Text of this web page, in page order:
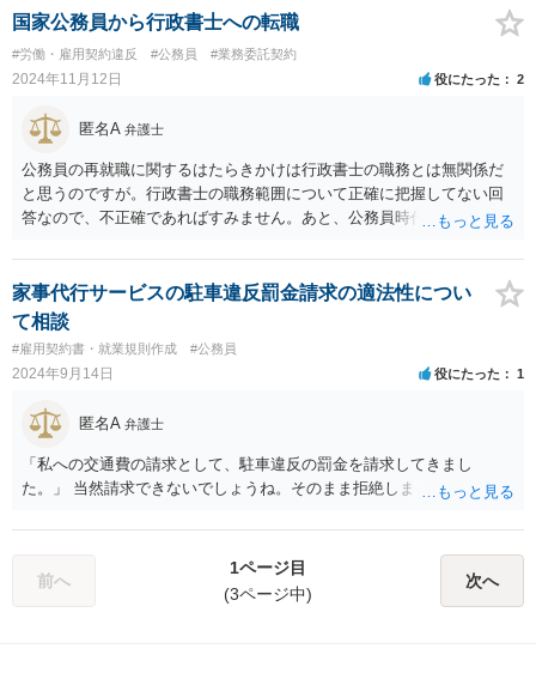
国家公務員から行政書士への転職
#労働・雇用契約違反 #公務員 #業務委託契約
2024年11月12日 役にたった 2
匿名A 弁護士
公務員の再就職に関するはたらきかけは行政書士の職務とは無関係だ
と思うのですが。行政書士の職務範囲について正確に把握してない回
答なので、不正確であればすみません。あと、公務員時代の得た情報
員の行政書士が多数いると思われますので、それを明示する広告が違
法行為になるとは（他業種ですが）思えません。広告について正確に
は、行政書士会において広告規制などがないかをご確認いただければ
と思います。
家事代行サービスの駐車違反罰金請求の適法性につい
て相談
#雇用契約書・就業規則作成 #公務員
2024年9月14日 役にたった 1
匿名A 弁護士
「私への交通費の請求として、駐車違反の罰金を請求してきまし
た。」 当然請求できないでしょうね。そのまま拒絶しましょう。
前へ
1ページ目
(3ページ中)
次へ